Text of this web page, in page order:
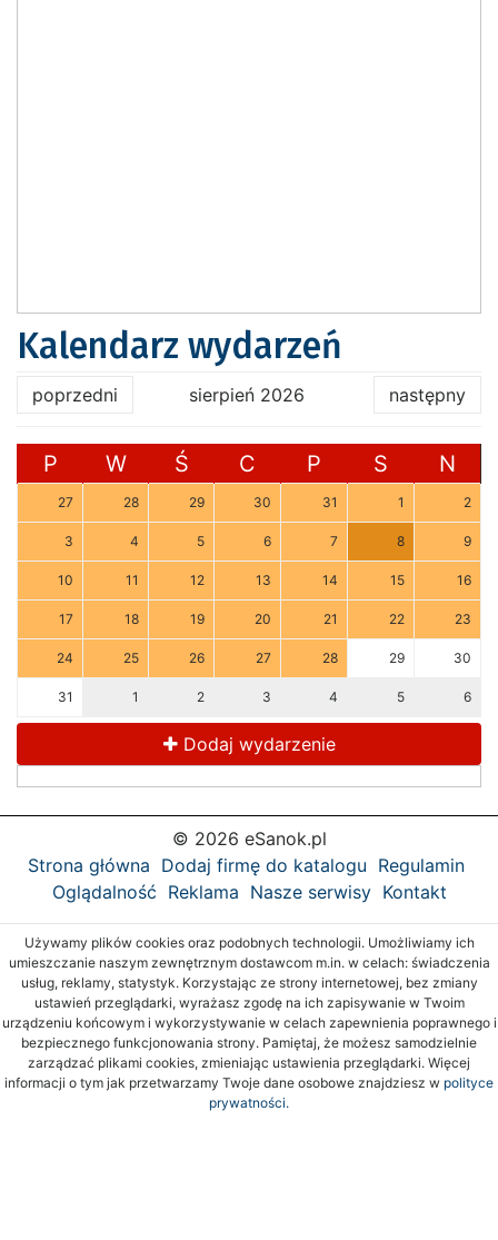
Kalendarz wydarzeń
poprzedni sierpień 2026 następny
P W Ś C P S N
27 28 29 30 31 1 2
3 4 5 6 7 8 9
10 11 12 13 14 15 16
17 18 19 20 21 22 23
24 25 26 27 28 29 30
31 1 2 3 4 5 6
Dodaj wydarzenie
© 2026 eSanok.pl
Strona główna Dodaj firmę do katalogu Regulamin
Oglądalność Reklama Nasze serwisy Kontakt
Używamy plików cookies oraz podobnych technologii. Umożliwiamy ich
umieszczanie naszym zewnętrznym dostawcom m.in. w celach: świadczenia
usług, reklamy, statystyk. Korzystając ze strony internetowej, bez zmiany
ustawień przeglądarki, wyrażasz zgodę na ich zapisywanie w Twoim
urządzeniu końcowym i wykorzystywanie w celach zapewnienia poprawnego i
bezpiecznego funkcjonowania strony. Pamiętaj, że możesz samodzielnie
zarządzać plikami cookies, zmieniając ustawienia przeglądarki. Więcej
informacji o tym jak przetwarzamy Twoje dane osobowe znajdziesz w polityce
prywatności.